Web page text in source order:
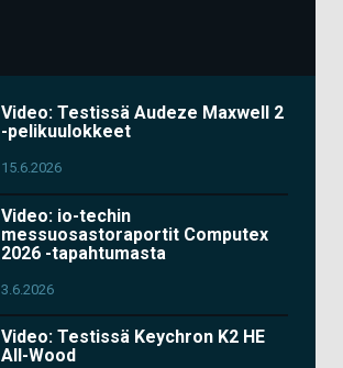
Video: Testissä Audeze Maxwell 2
-pelikuulokkeet
15.6.2026
Video: io-techin
messuosastoraportit Computex
2026 -tapahtumasta
3.6.2026
Video: Testissä Keychron K2 HE
All-Wood